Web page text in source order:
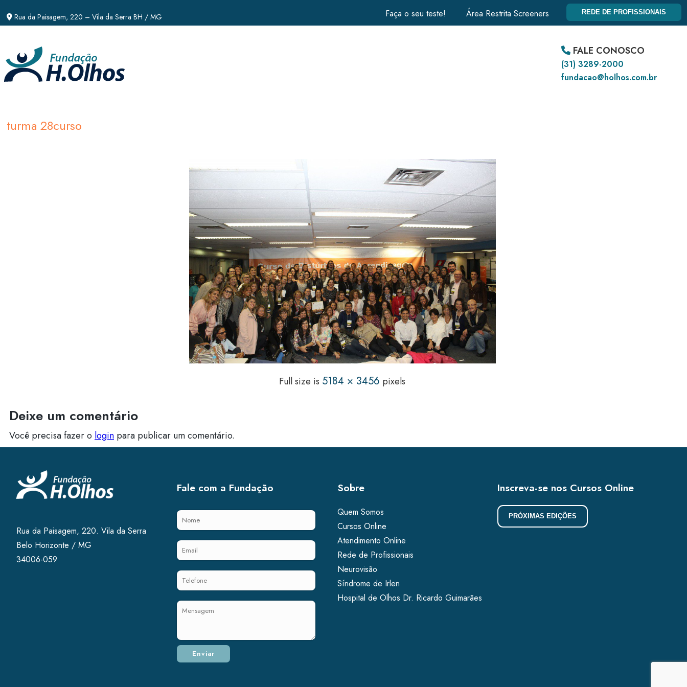
Rua da Paisagem, 220 – Vila da Serra BH / MG Faça o seu teste! Área Restrita Screeners REDE DE PROFISSIONAIS
FALE CONOSCO
(31) 3289-2000
fundacao@holhos.com.br
turma 28curso
Full size is 5184 × 3456 pixels
Deixe um comentário
Você precisa fazer o login para publicar um comentário.
Rua da Paisagem, 220. Vila da Serra
Belo Horizonte / MG
34006-059
Fale com a Fundação Sobre
Quem Somos
Cursos Online
Atendimento Online
Rede de Profissionais
Neurovisão
Síndrome de Irlen
Hospital de Olhos Dr. Ricardo Guimarães
Inscreva-se nos Cursos Online
PRÓXIMAS EDIÇÕES